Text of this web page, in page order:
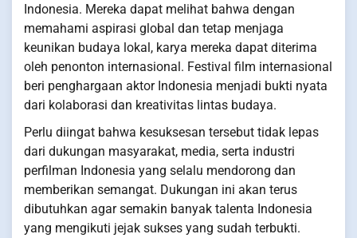
Indonesia. Mereka dapat melihat bahwa dengan
memahami aspirasi global dan tetap menjaga
keunikan budaya lokal, karya mereka dapat diterima
oleh penonton internasional. Festival film internasional
beri penghargaan aktor Indonesia menjadi bukti nyata
dari kolaborasi dan kreativitas lintas budaya.
Perlu diingat bahwa kesuksesan tersebut tidak lepas
dari dukungan masyarakat, media, serta industri
perfilman Indonesia yang selalu mendorong dan
memberikan semangat. Dukungan ini akan terus
dibutuhkan agar semakin banyak talenta Indonesia
yang mengikuti jejak sukses yang sudah terbukti.